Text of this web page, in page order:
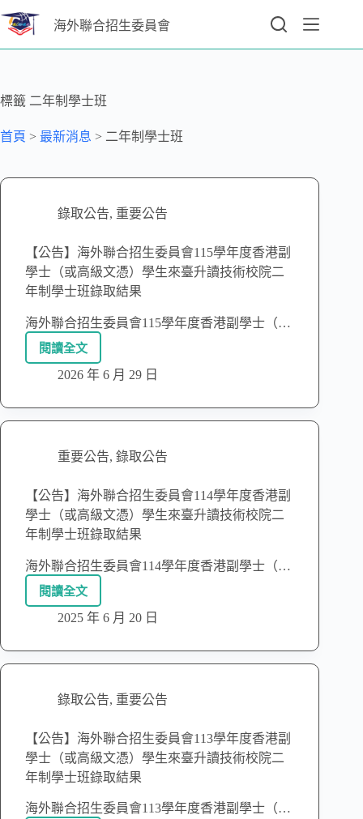
海外聯合招生委員會
標籤 二年制學士班
首頁 > 最新消息 > 二年制學士班
錄取公告, 重要公告
【公告】海外聯合招生委員會115學年度香港副
學士（或高級文憑）學生來臺升讀技術校院二
年制學士班錄取結果
海外聯合招生委員會115學年度香港副學士（…
閱讀全文
2026 年 6 月 29 日
重要公告, 錄取公告
【公告】海外聯合招生委員會114學年度香港副
學士（或高級文憑）學生來臺升讀技術校院二
年制學士班錄取結果
海外聯合招生委員會114學年度香港副學士（…
閱讀全文
2025 年 6 月 20 日
錄取公告, 重要公告
【公告】海外聯合招生委員會113學年度香港副
學士（或高級文憑）學生來臺升讀技術校院二
年制學士班錄取結果
海外聯合招生委員會113學年度香港副學士（…